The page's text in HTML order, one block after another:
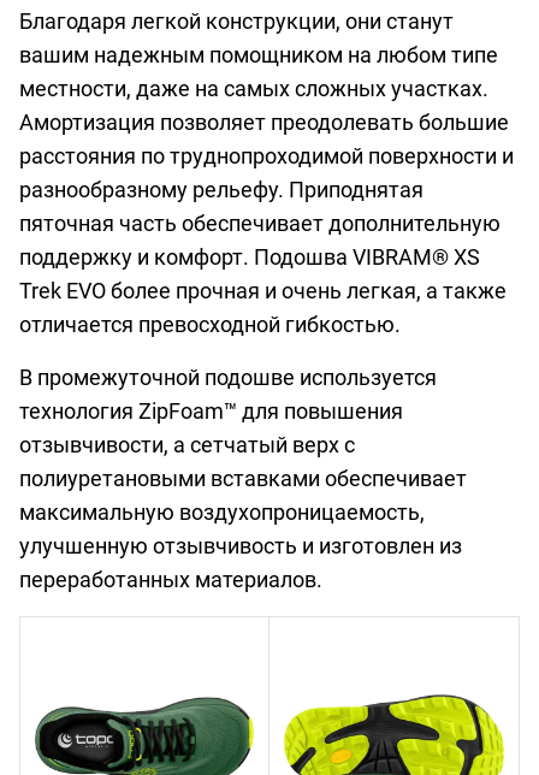
Благодаря легкой конструкции, они станут
вашим надежным помощником на любом типе
местности, даже на самых сложных участках.
Амортизация позволяет преодолевать большие
расстояния по труднопроходимой поверхности и
разнообразному рельефу. Приподнятая
пяточная часть обеспечивает дополнительную
поддержку и комфорт. Подошва VIBRAM® XS
Trek EVO более прочная и очень легкая, а также
отличается превосходной гибкостью.
В промежуточной подошве используется
технология ZipFoam™ для повышения
отзывчивости, а сетчатый верх с
полиуретановыми вставками обеспечивает
максимальную воздухопроницаемость,
улучшенную отзывчивость и изготовлен из
переработанных материалов.